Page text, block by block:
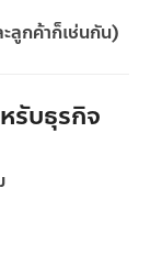
ลูกค้าก็เช่นกัน)
รับธุรกิจ